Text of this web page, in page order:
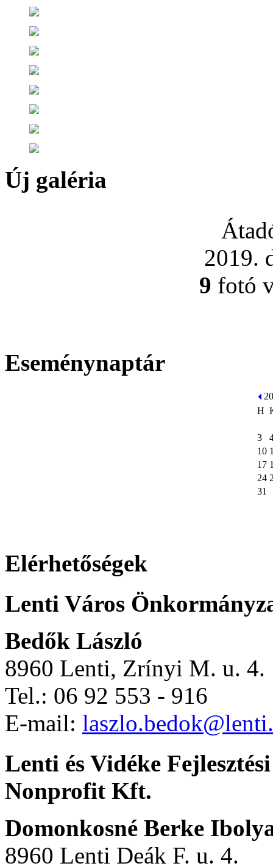
Új galéria
2019.
9 fotó
Eseménynaptár
H
3
10
17
24
31
Elérhetőségek
Lenti Város
Bedők László
8960 Lenti, Zrínyi M. u. 4.
Tel.: 06 92 553 - 916
E-mail:
Lenti és Vidéke
Nonprofit Kft.
Domonkosné Berke
8960 Lenti Deák F. u. 4.